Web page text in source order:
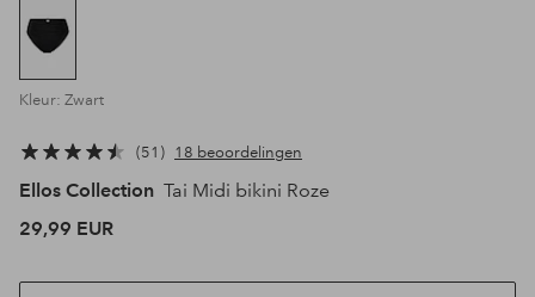
Kleur: Zwart
51 18 beoordelingen
Ellos Collection Tai Midi bikini Roze
29,99 EUR